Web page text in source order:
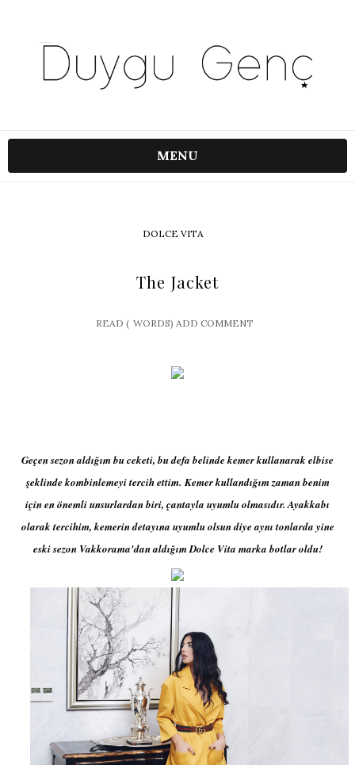
MENU
DOLCE VITA
The Jacket
READ ( WORDS) ADD COMMENT
Geçen sezon aldığım bu ceketi, bu defa belinde kemer kullanarak elbise
şeklinde kombinlemeyi tercih ettim. Kemer kullandığım zaman benim
için en önemli unsurlardan biri, çantayla uyumlu olmasıdır. Ayakkabı
olarak tercihim, kemerin detayına uyumlu olsun diye aynı tonlarda yine
eski sezon Vakkorama'dan aldığım Dolce Vita marka botlar oldu!